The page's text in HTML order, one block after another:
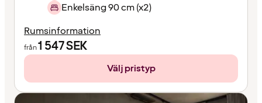
Enkelsäng 90 cm (x2)
Rumsinformation
från1 547SEK
Välj pristyp